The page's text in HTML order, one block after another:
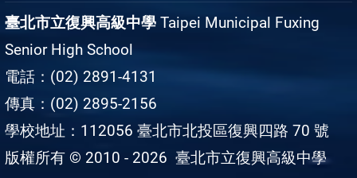
臺北市立復興高級中學 Taipei Municipal Fuxing
Senior High School
電話：(02) 2891-4131
傳真：(02) 2895-2156
學校地址：112056 臺北市北投區復興四路 70 號
版權所有 © 2010 - 2026 臺北市立復興高級中學